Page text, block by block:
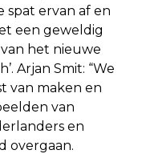
spat ervan af en
een geweldig
het nieuwe
Arjan Smit: “We
van maken en
van
en
overgaan.